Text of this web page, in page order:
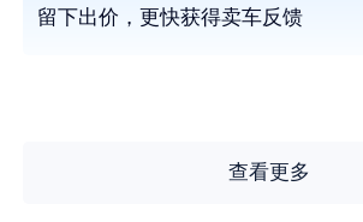
留下出价，更快获得卖车反馈
查看更多